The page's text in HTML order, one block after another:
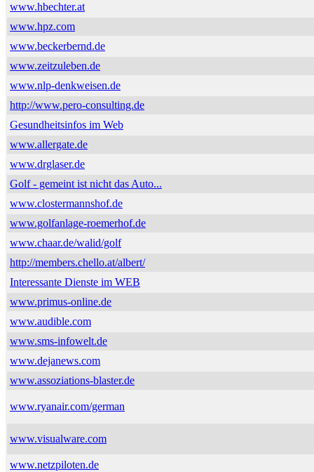
www.hbechter.at
www.hpz.com
www.beckerbernd.de
www.zeitzuleben.de
www.nlp-denkweisen.de
http://www.pero-consulting.de
Gesundheitsinfos im Web
www.allergate.de
www.drglaser.de
Golf - gemeint ist nicht das Auto...
www.clostermannshof.de
www.golfanlage-roemerhof.de
www.chaar.de/walid/golf
http://members.chello.at/albert/
Interessante Dienste im WEB
www.primus-online.de
www.audible.com
www.sms-infowelt.de
www.dejanews.com
www.assoziations-blaster.de
www.ryanair.com/german
www.visualware.com
www.netzpiloten.de